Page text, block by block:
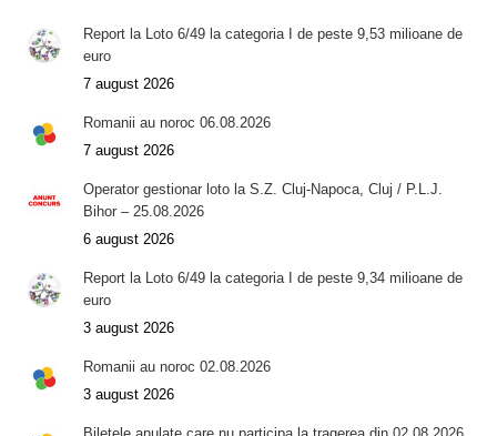
Report la Loto 6/49 la categoria I de peste 9,53 milioane de
euro
7 august 2026
Romanii au noroc 06.08.2026
7 august 2026
Operator gestionar loto la S.Z. Cluj-Napoca, Cluj / P.L.J.
Bihor – 25.08.2026
6 august 2026
Report la Loto 6/49 la categoria I de peste 9,34 milioane de
euro
3 august 2026
Romanii au noroc 02.08.2026
3 august 2026